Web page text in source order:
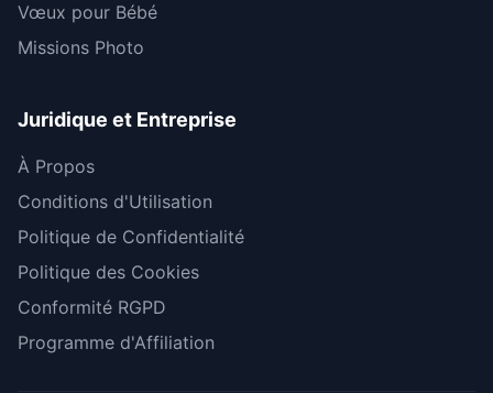
Vœux pour Bébé
Missions Photo
Juridique et Entreprise
À Propos
Conditions d'Utilisation
Politique de Confidentialité
Politique des Cookies
Conformité RGPD
Programme d'Affiliation